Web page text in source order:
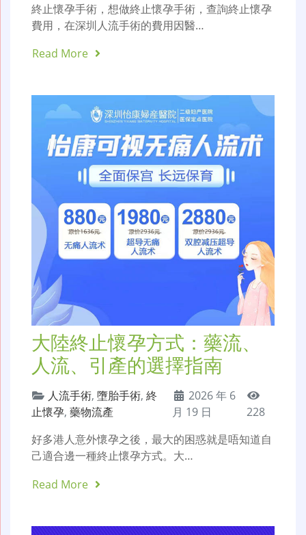
終止懷孕手術，想做終止懷孕手術，查詢終止懷孕
費用，在深圳人流手術的費用因醫…
Read More
大陸終止懷孕方式：藥流、
人流、引產的選擇指南
人流手術, 墮胎手術, 終
止懷孕, 藥物流產
2026 年 6
月 19 日
228
好多港人意外懷孕之後，最大的困惑就是唔知道自
己適合邊一種終止懷孕方式。大…
Read More